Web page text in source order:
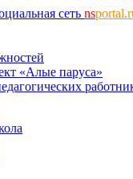
сеть ns
«Алые паруса»